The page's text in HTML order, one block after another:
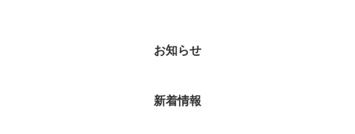
お知らせ
新着情報